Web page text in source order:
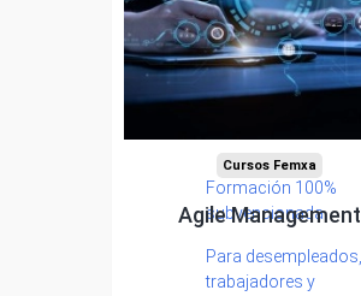
Formación 100%
subvencionada.
Para desempleados,
trabajadores y
Cursos Femxa
Agile Management